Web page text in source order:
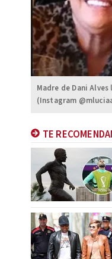
Madre de Dani
(Instagram
TE